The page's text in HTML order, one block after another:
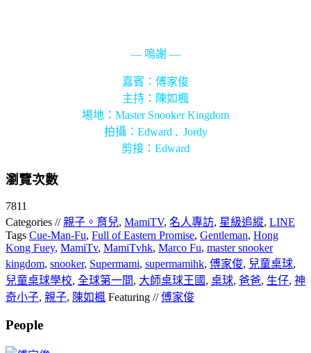
— 嗚謝 —
嘉賓：傅家俊
主持：陳如楓
場地：Master Snooker Kingdom
拍攝：Edward , Jordy
剪接：Edward
瀏覽次數
7811
Categories //親子。育兒, MamiTV, 名人專訪, 星級追縱, LINE
Tags Cue-Man-Fu, Full of Eastern Promise, Gentleman, Hong
Kong Fuey, MamiTv, MamiTvhk, Marco Fu, master snooker
kingdom, snooker, Supermami, supermamihk, 傅家俊, 兒童桌球,
兒童桌球學校, 全球第一間, 大師桌球王國 , 桌球, 爸爸, 生仔, 神
奇小子, 親子, 陳如楓 Featuring //傅家俊
People